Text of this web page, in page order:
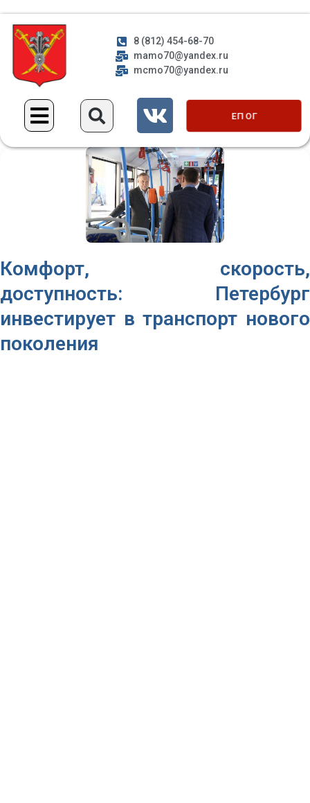
8 (812) 454-68-70
mamo70@yandex.ru
mcmo70@yandex.ru
ЕП ОГ
Комфорт, скорость,
доступность: Петербург
инвестирует в транспорт нового
поколения